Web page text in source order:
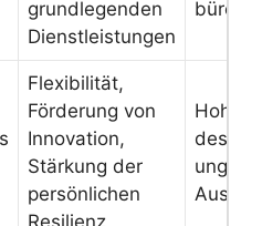
grundlegenden
Dienstleistungen
Flexibilität,
Förderung von
Innovation,
Stärkung der
persönlichen
Hoher
des